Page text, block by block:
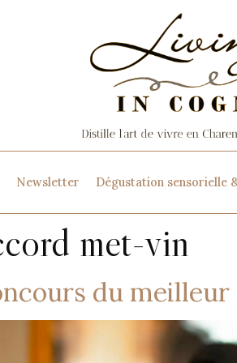
Newsletter Dégustation sensorielle
met-vin
du